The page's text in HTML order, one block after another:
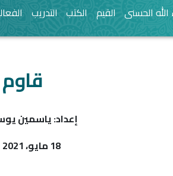
الحسنى القيم الكتب التدريب
قاوم
إعداد: ياسمين
18 مايو، 2021